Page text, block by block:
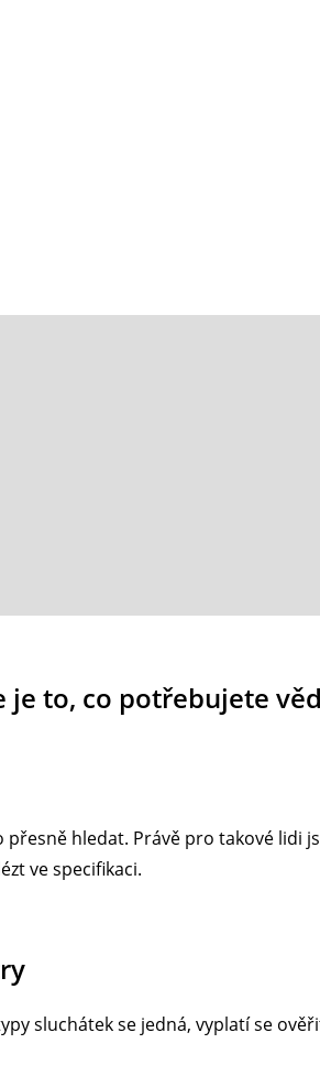
je to, co potřebujete
přesně hledat. Právě pro takové lidi
ve specifikaci.
sluchátek se jedná, vyplatí se